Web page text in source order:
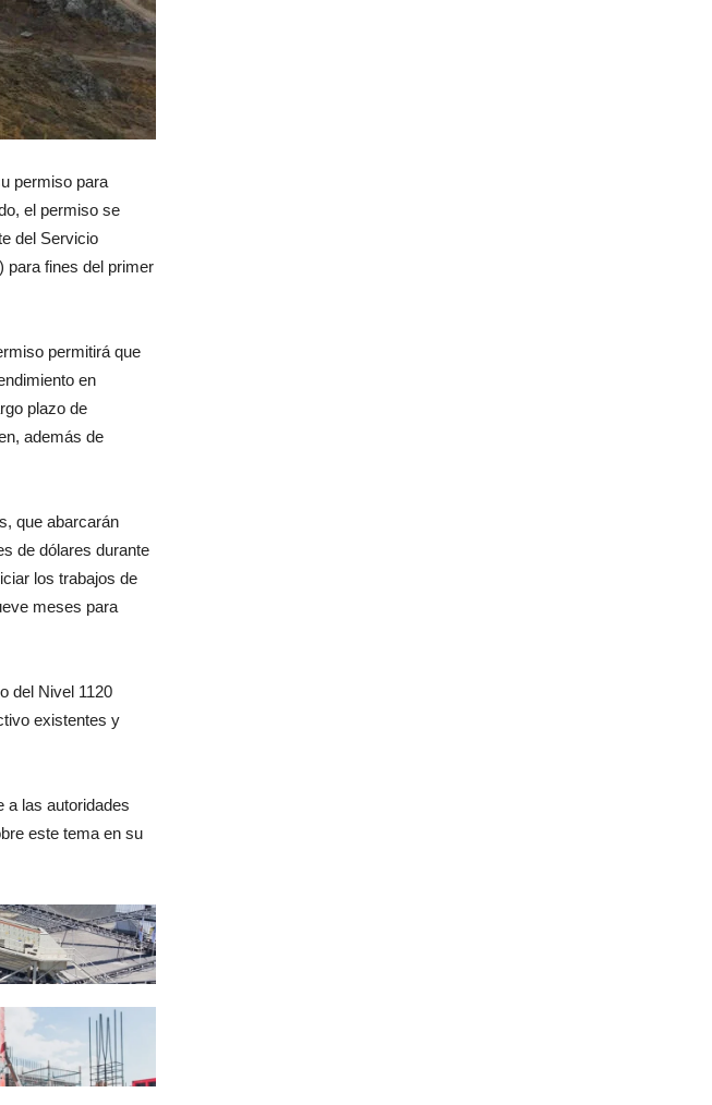
permiso para
el permiso se
del Servicio
para fines del primer
permitirá que
en
plazo de
además de
que abarcarán
de dólares durante
los trabajos de
meses para
del Nivel 1120
existentes y
a las autoridades
este tema en su